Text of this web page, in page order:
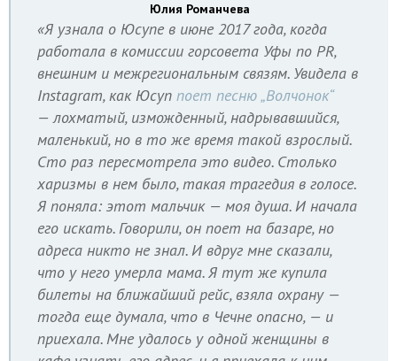
Юлия Романчева
«Я узнала о Юсупе в июне 2017 года, когда
работала в комиссии горсовета Уфы по PR,
внешним и межрегиональным связям. Увидела в
Instagram, как Юсуп поет песню „Волчонок“
— лохматый, изможденный, надрывавшийся,
маленький, но в то же время такой взрослый.
Сто раз пересмотрела это видео. Столько
харизмы в нем было, такая трагедия в голосе.
Я поняла: этот мальчик — моя душа. И начала
его искать. Говорили, он поет на базаре, но
адреса никто не знал. И вдруг мне сказали,
что у него умерла мама. Я тут же купила
билеты на ближайший рейс, взяла охрану —
тогда еще думала, что в Чечне опасно, — и
приехала. Мне удалось у одной женщины в